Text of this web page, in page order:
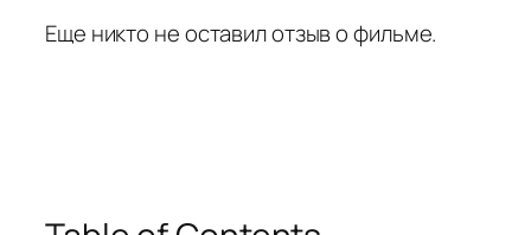
Еще никто не оставил отзыв о фильме.